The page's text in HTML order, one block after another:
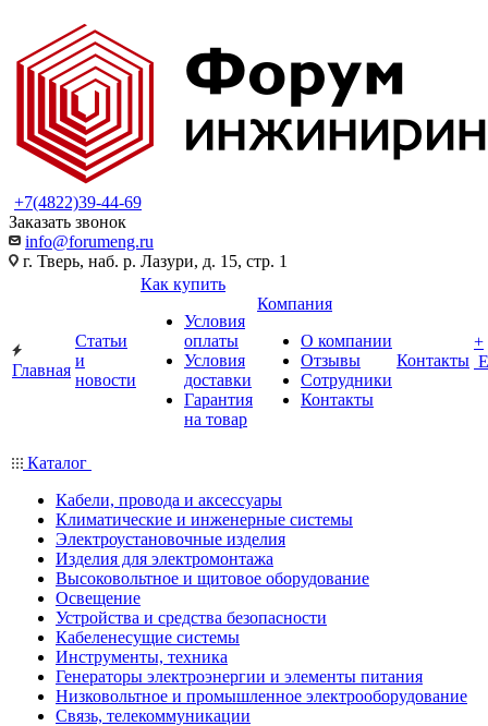
+7(4822)39-44-69
Заказать звонок
info@forumeng.ru
г. Тверь, наб. р. Лазури, д. 15, стр. 1
Главная
Статьи
и
новости
Как купить
Условия
оплаты
Условия
доставки
Гарантия
на товар
Компания
О компании
Отзывы
Сотрудники
Контакты
Контакты
+
Каталог
Кабели, провода и аксессуары
Климатические и инженерные системы
Электроустановочные изделия
Изделия для электромонтажа
Высоковольтное и щитовое оборудование
Освещение
Устройства и средства безопасности
Кабеленесущие системы
Инструменты, техника
Генераторы электроэнергии и элементы питания
Низковольтное и промышленное электрооборудование
Связь, телекоммуникации